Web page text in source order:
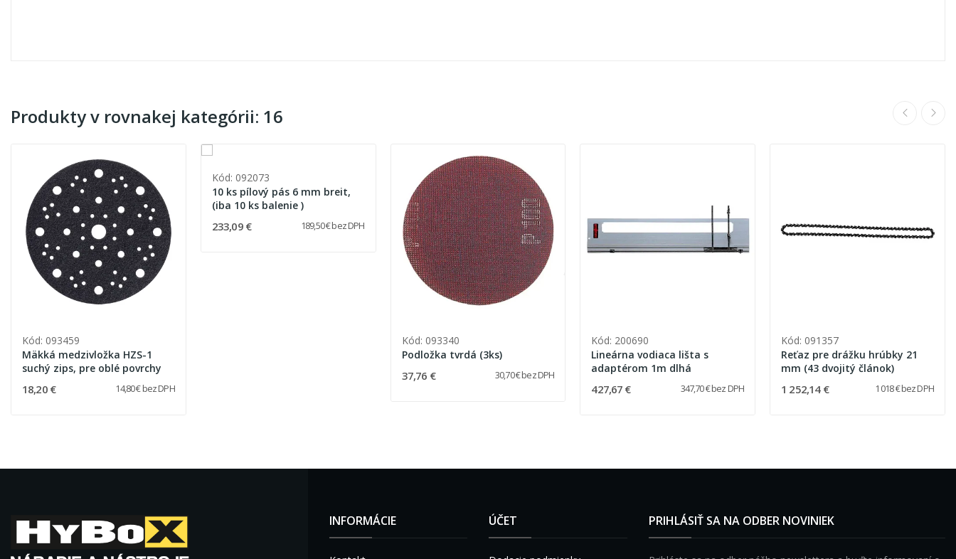
Produkty v rovnakej kategórii: 16
Kód: 093459
Mäkká medzivložka HZS-1
suchý zips, pre oblé povrchy
18,20 € 14,80 € bez DPH
Kód: 092073
10 ks pílový pás 6 mm breit,
(iba 10 ks balenie )
233,09 € 189,50 € bez DPH
Kód: 093340
Podložka tvrdá (3ks)
37,76 € 30,70 € bez DPH
Kód: 200690
Lineárna vodiaca lišta s
adaptérom 1m dlhá
427,67 € 347,70 € bez DPH
Kód: 091357
Reťaz pre drážku hrúbky 21
mm (43 dvojitý článok)
1 252,14 € 1 018 € bez DPH
INFORMÁCIE ÚČET PRIHLÁSIŤ SA NA ODBER NOVINIEK